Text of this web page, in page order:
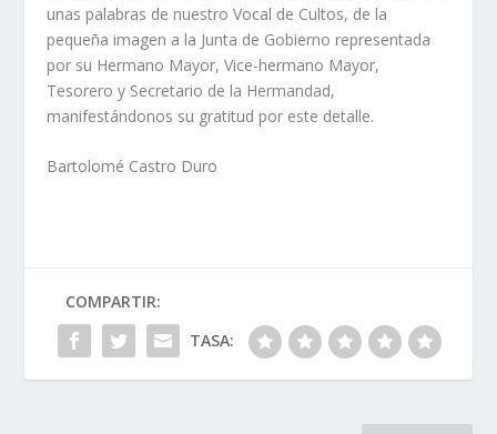
unas palabras de nuestro Vocal de Cultos, de la
pequeña imagen a la Junta de Gobierno representada
por su Hermano Mayor, Vice-hermano Mayor,
Tesorero y Secretario de la Hermandad,
manifestándonos su gratitud por este detalle.
Bartolomé Castro Duro
COMPARTIR:
TASA: